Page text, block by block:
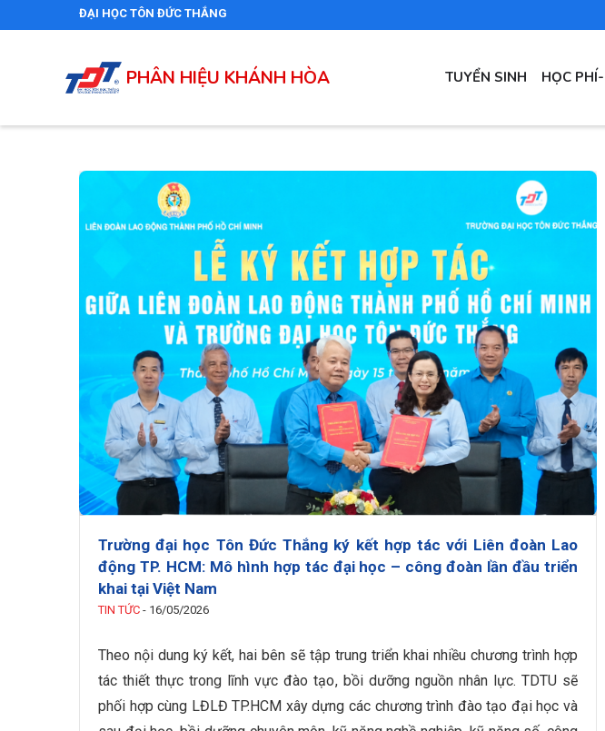
ĐẠI HỌC TÔN ĐỨC THẮNG
PHÂN HIỆU KHÁNH HÒA
Main
navigation
TUYỂN SINH HỌC
Trường đại học Tôn Đức Thắng ký kết hợp tác với Liên đoàn Lao
động TP. HCM: Mô hình hợp tác đại học – công đoàn lần đầu triển
khai tại Việt Nam
TIN TỨC - 16/05/2026
Theo nội dung ký kết, hai bên sẽ tập trung triển khai nhiều chương trình hợp
tác thiết thực trong lĩnh vực đào tạo, bồi dưỡng nguồn nhân lực. TDTU sẽ
phối hợp cùng LĐLĐ TP.HCM xây dựng các chương trình đào tạo đại học và